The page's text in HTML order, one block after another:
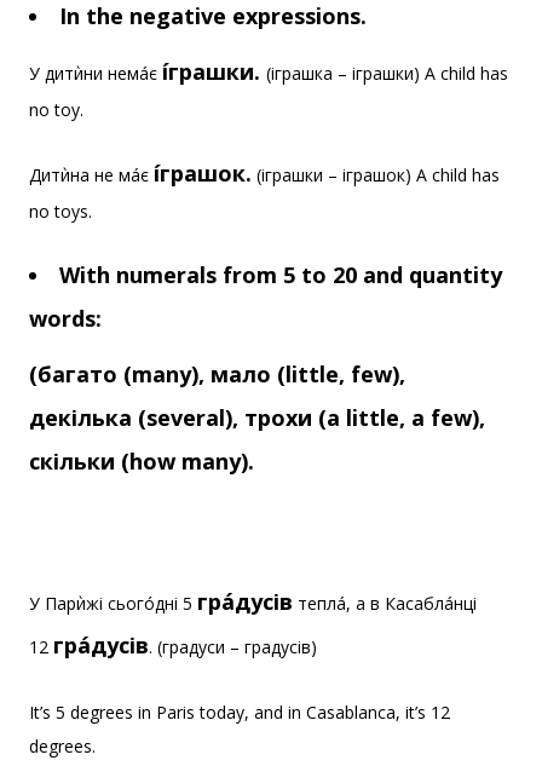
In the negative expressions.
У дитѝни немáє íграшки. (іграшка – іграшки) A child has
no toy.
Дитѝна не мáє íграшок. (іграшки – іграшок) A child has
no toys.
With numerals from 5 to 20 and quantity
words:
(багато (many), мало (little, few),
декілька (several), трохи (a little, a few),
скільки (how many).
У Парѝжі сьогóдні 5 грáдусів теплá, а в Касаблáнці
12 грáдусів. (градуси – градусів)
It’s 5 degrees in Paris today, and in Casablanca, it’s 12
degrees.